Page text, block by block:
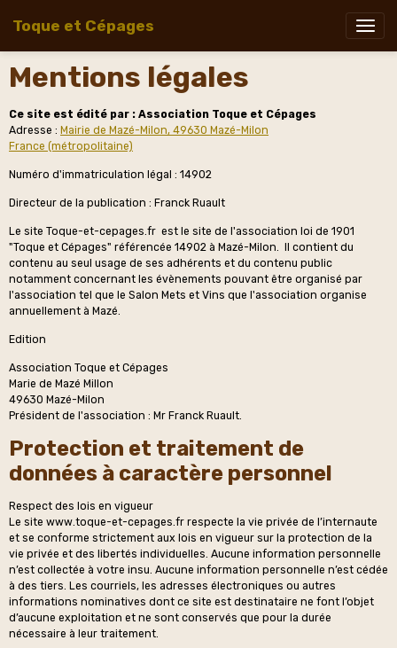
Toque et Cépages
Mentions légales
Ce site est édité par : Association Toque et Cépages
Adresse : Mairie de Mazé-Milon, 49630 Mazé-Milon
France (métropolitaine)
Numéro d'immatriculation légal : 14902
Directeur de la publication : Franck Ruault
Le site Toque-et-cepages.fr est le site de l'association loi de 1901
"Toque et Cépages" référencée 14902 à Mazé-Milon. Il contient du
contenu au seul usage de ses adhérents et du contenu public
notamment concernant les évènements pouvant être organisé par
l'association tel que le Salon Mets et Vins que l'association organise
annuellement à Mazé.
Edition
Association Toque et Cépages
Marie de Mazé Millon
49630 Mazé-Milon
Président de l'association : Mr Franck Ruault.
Protection et traitement de
données à caractère personnel
Respect des lois en vigueur
Le site www.toque-et-cepages.fr respecte la vie privée de l’internaute
et se conforme strictement aux lois en vigueur sur la protection de la
vie privée et des libertés individuelles. Aucune information personnelle
n’est collectée à votre insu. Aucune information personnelle n’est cédée
à des tiers. Les courriels, les adresses électroniques ou autres
informations nominatives dont ce site est destinataire ne font l’objet
d’aucune exploitation et ne sont conservés que pour la durée
nécessaire à leur traitement.